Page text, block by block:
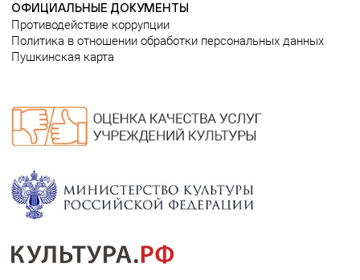
ОФИЦИАЛЬНЫЕ ДОКУМЕНТЫ
Противодействие коррупции
Политика в отношении обработки персональных данных
Пушкинская карта